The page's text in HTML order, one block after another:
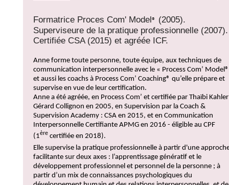
Formatrice Proces Com' Model® (2005).
Superviseure de la pratique professionnelle
Certifiée CSA (2015) et agréée ICF.
Anne forme toute personne, toute équipe, aux techniques de
communication interpersonnelle avec le « Process Com’
et aussi les coachs à Process Com’ Coaching® qu’elle prépare et
supervise en vue de leur certification.
Anne a été agréée, en Process Com’ et certifiée par Thaïbi
Gérard Collignon en 2005, en Supervision par la Coach &
Supervision Academy : CSA en 2015, et en Communication
Interpersonnelle Certifiante APMG en 2016 - éligible au CPF
(1ère certifiée en 2018).
Elle supervise la pratique professionnelle à partir d'une
facilitante sur deux axes : l’apprentissage génératif et le
développement professionnel et personnel de la personne ; à
partir d’un mix de connaissances psychologiques du